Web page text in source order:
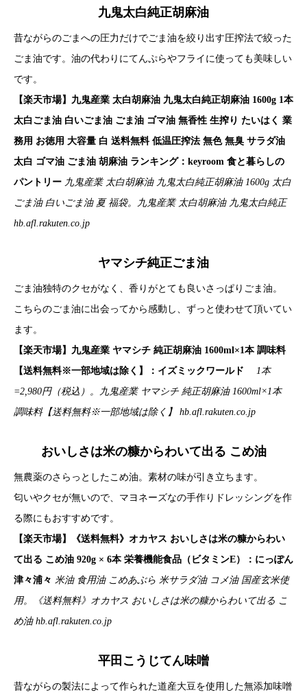
九鬼太白純正胡麻油
昔ながらのごまへの圧力だけでごま油を絞り出す圧搾法で絞った
ごま油です。油の代わりにてんぷらやフライに使っても美味しい
です。
【楽天市場】九鬼産業 太白胡麻油 九鬼太白純正胡麻油 1600g 1本
太白ごま油 白いごま油 ごま油 ゴマ油 無香性 生搾り たいはく 業
務用 お徳用 大容量 白 送料無料 低温圧搾法 無色 無臭 サラダ油
太白 ゴマ油 ごま油 胡麻油 ランキング：keyroom 食と暮らしの
パントリー 九鬼産業 太白胡麻油 九鬼太白純正胡麻油 1600g 太白
ごま油 白いごま油 夏 福袋。九鬼産業 太白胡麻油 九鬼太白純正
hb.afl.rakuten.co.jp
ヤマシチ純正ごま油
ごま油独特のクセがなく、香りがとても良いさっぱりごま油。
こちらのごま油に出会ってから感動し、ずっと使わせて頂いてい
ます。
【楽天市場】九鬼産業 ヤマシチ 純正胡麻油 1600ml×1本 調味料
【送料無料※一部地域は除く】：イズミックワールド
1本
=2,980円（税込）。九鬼産業 ヤマシチ 純正胡麻油 1600ml×1本
調味料【送料無料※一部地域は除く】
hb.afl.rakuten.co.jp
おいしさは米の糠からわいて出る こめ油
無農薬のさらっとしたこめ油。素材の味が引き立ちます。
匂いやクセが無いので、マヨネーズなの手作りドレッシングを作
る際にもおすすめです。
【楽天市場】《送料無料》オカヤス おいしさは米の糠からわい
て出る こめ油 920g × 6本 栄養機能食品（ビタミンE）：にっぽん
津々浦々 米油 食用油 こめあぶら 米サラダ油 コメ油 国産玄米使
用。《送料無料》オカヤス おいしさは米の糠からわいて出る こ
め油 hb.afl.rakuten.co.jp
平田こうじてん味噌
昔ながらの製法によって作られた道産大豆を使用した無添加味噌